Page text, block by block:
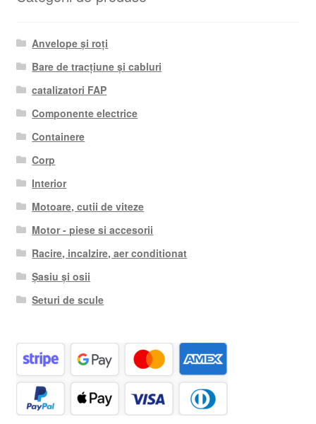
Anvelope și roți
Bare de tracțiune și cabluri
catalizatori FAP
Componente electrice
Containere
Corp
Interior
Motoare, cutii de viteze
Motor - piese si accesorii
Racire, incalzire, aer conditionat
Șasiu și osii
Seturi de scule